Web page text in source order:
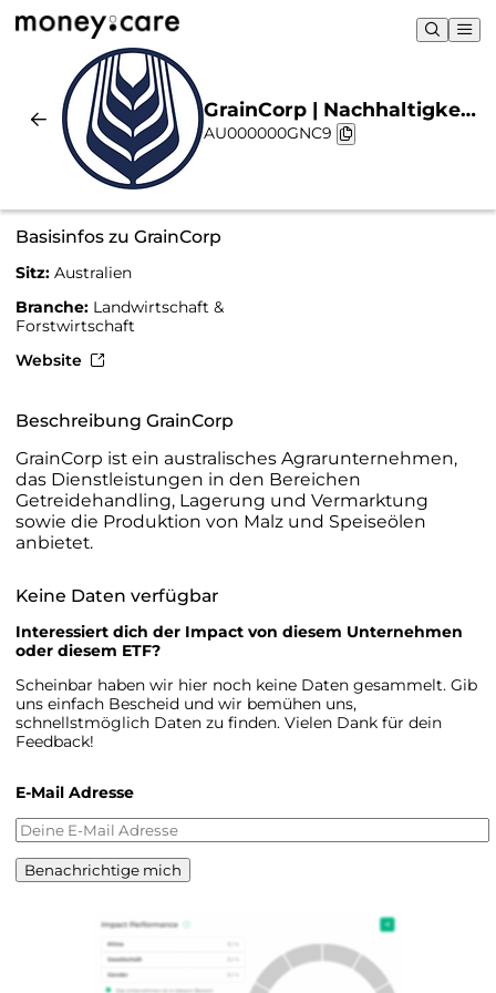
GrainCorp | Nachhaltigkeit
& Chart
AU000000GNC9
Basisinfos zu GrainCorp
Sitz: Australien
Branche: Landwirtschaft &
Forstwirtschaft
Website
Beschreibung GrainCorp
GrainCorp ist ein australisches Agrarunternehmen,
das Dienstleistungen in den Bereichen
Getreidehandling, Lagerung und Vermarktung
sowie die Produktion von Malz und Speiseölen
anbietet.
Keine Daten verfügbar
Interessiert dich der Impact von diesem Unternehmen
oder diesem ETF?
Scheinbar haben wir hier noch keine Daten gesammelt. Gib
uns einfach Bescheid und wir bemühen uns,
schnellstmöglich Daten zu finden. Vielen Dank für dein
Feedback!
E-Mail Adresse
Benachrichtige mich